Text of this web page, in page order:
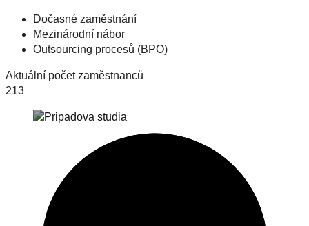
Dočasné zaměstnání
Mezinárodní nábor
Outsourcing procesů (BPO)
Aktuální počet zaměstnanců
213